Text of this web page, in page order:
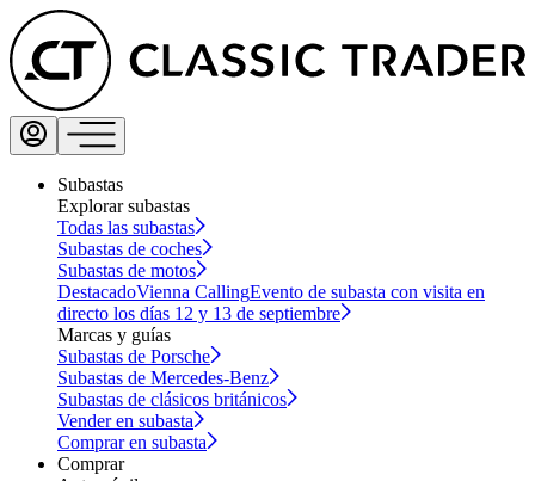
Subastas
Explorar subastas
Todas las subastas
Subastas de coches
Subastas de motos
DestacadoVienna CallingEvento de subasta con visita en
directo los días 12 y 13 de septiembre
Marcas y guías
Subastas de Porsche
Subastas de Mercedes-Benz
Subastas de clásicos británicos
Vender en subasta
Comprar en subasta
Comprar